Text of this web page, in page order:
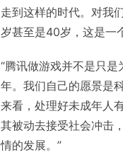
走到这样的时代。对我
岁甚至是40岁，这是一
“腾讯做游戏并不是只
年。我们自己的愿景是
来看，处理好未成年人
其被动去接受社会冲击
情的发展。”